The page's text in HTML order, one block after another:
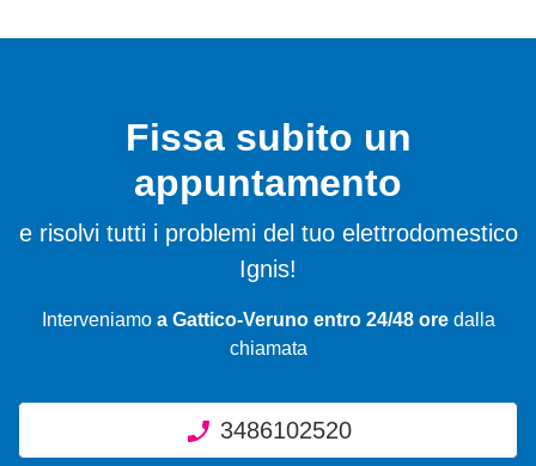
Fissa subito un
appuntamento
e risolvi tutti i problemi del tuo elettrodomestico
Ignis!
Interveniamo a Gattico-Veruno entro 24/48 oredalla
chiamata
3486102520